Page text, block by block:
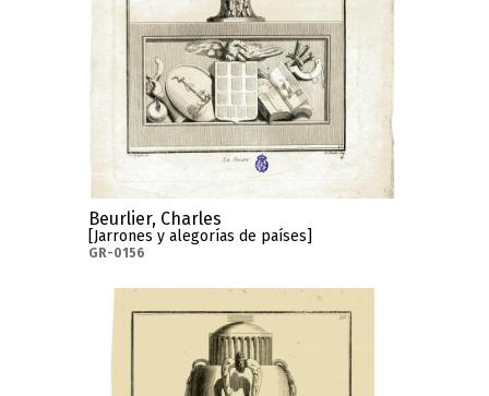
Beurlier, Charles
[Jarrones y alegorías de países]
GR-0156